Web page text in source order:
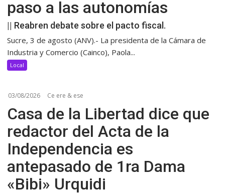
paso a las autonomías
|| Reabren debate sobre el pacto fiscal.
Sucre, 3 de agosto (ANV).- La presidenta de la Cámara de
Industria y Comercio (Cainco), Paola...
Local
03/08/2026 Ce ere & ese
Casa de la Libertad dice que
redactor del Acta de la
Independencia es
antepasado de 1ra Dama
«Bibi» Urquidi